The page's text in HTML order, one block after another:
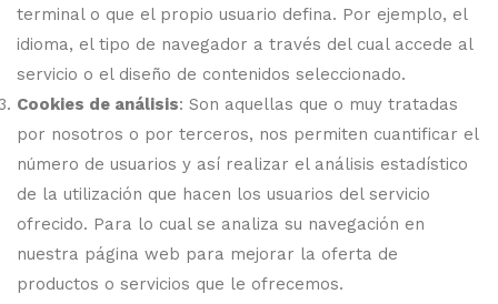
terminal o que el propio usuario defina. Por ejemplo, el
idioma, el tipo de navegador a través del cual accede al
servicio o el diseño de contenidos seleccionado.
Cookies de análisis: Son aquellas que o muy tratadas
por nosotros o por terceros, nos permiten cuantificar el
número de usuarios y así realizar el análisis estadístico
de la utilización que hacen los usuarios del servicio
ofrecido. Para lo cual se analiza su navegación en
nuestra página web para mejorar la oferta de
productos o servicios que le ofrecemos.